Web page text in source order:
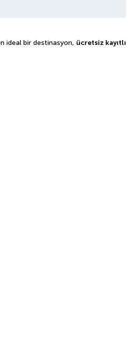
ideal bir destinasyon, ücretsiz kayıtlı